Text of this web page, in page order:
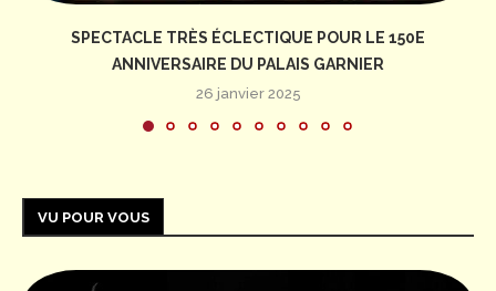
SPECTACLE TRÈS ÉCLECTIQUE POUR LE 150E
ANNIVERSAIRE DU PALAIS GARNIER
26 janvier 2025
VU POUR VOUS